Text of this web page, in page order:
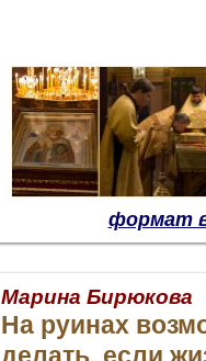
формат
Марина Бирюкова
На руинах